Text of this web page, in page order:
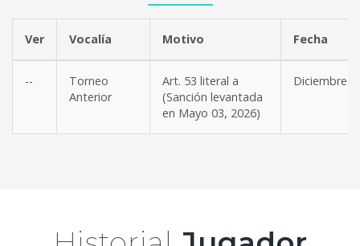
Ver Vocalía Motivo
--
Torneo
Anterior
Art. 53 literal a
(Sanción levantada
en Mayo 03, 2026)
Diciembre